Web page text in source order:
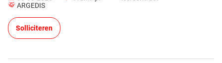
ARGEDIS
Solliciteren